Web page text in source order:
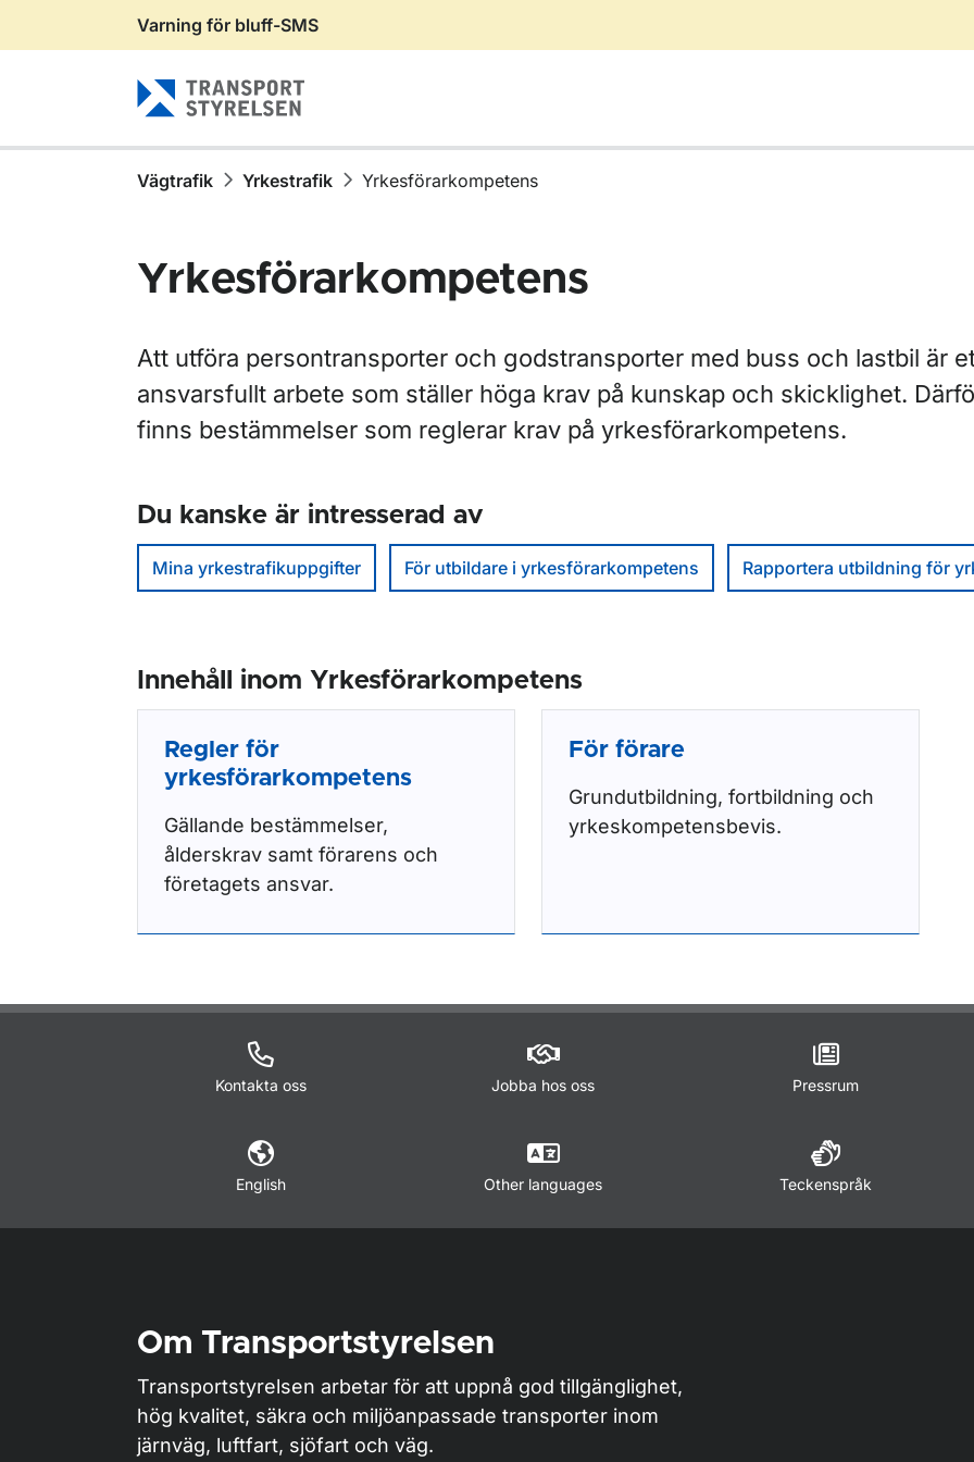
Gå till sidans innehåll
Varning för bluff-SMS
Vägtrafik Yrkestrafik Yrkesförarkompetens
Yrkesförarkompetens
Att utföra persontransporter och godstransporter med buss och lastbil är
ansvarsfullt arbete som ställer höga krav på kunskap och skicklighet.
finns bestämmelser som reglerar krav på yrkesförarkompetens.
Du kanske är intresserad av
Mina yrkestrafikuppgifter För utbildare i yrkesförarkompetens Rapportera utbildning för
Innehåll inom Yrkesförarkompetens
Regler för
yrkesförarkompetens
Gällande bestämmelser,
ålderskrav samt förarens och
företagets ansvar.
För förare
Grundutbildning, fortbildning och
yrkeskompetensbevis.
Kontakta oss Jobba hos oss Pressrum
English Other languages Teckenspråk
Om Transportstyrelsen
Transportstyrelsen arbetar för att uppnå god tillgänglighet,
hög kvalitet, säkra och miljöanpassade transporter inom
järnväg, luftfart, sjöfart och väg.